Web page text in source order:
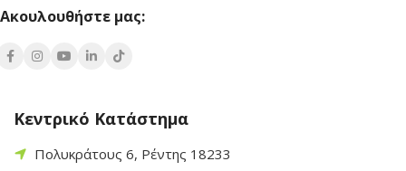
Ακουλουθήστε μας:
Κεντρικό Κατάστημα
Πολυκράτους 6, Ρέντης 18233